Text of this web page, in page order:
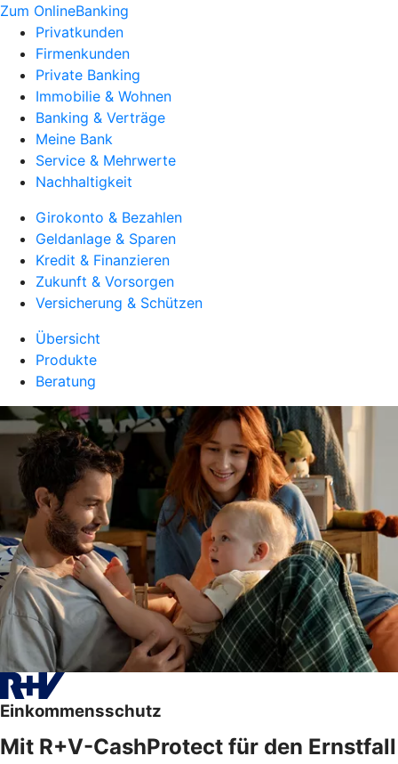
Zum OnlineBanking
Privatkunden
Firmenkunden
Private Banking
Immobilie & Wohnen
Banking & Verträge
Meine Bank
Service & Mehrwerte
Nachhaltigkeit
Girokonto & Bezahlen
Geldanlage & Sparen
Kredit & Finanzieren
Zukunft & Vorsorgen
Versicherung & Schützen
Übersicht
Produkte
Beratung
Einkommensschutz
Mit R+V-CashProtect für den Ernstfall